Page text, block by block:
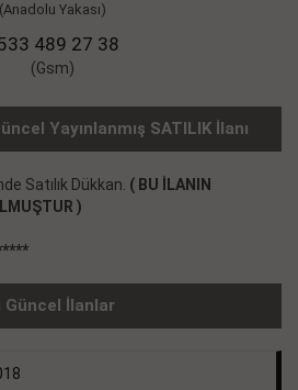
(Anadolu Yakası)
489 27 38
(Gsm)
Yayınlanmış SATILIK İlanı
Satılık Dükkan. ( BU İLANIN
)
Güncel İlanlar